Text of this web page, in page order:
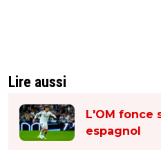
Lire aussi
L'OM fonce
espagnol